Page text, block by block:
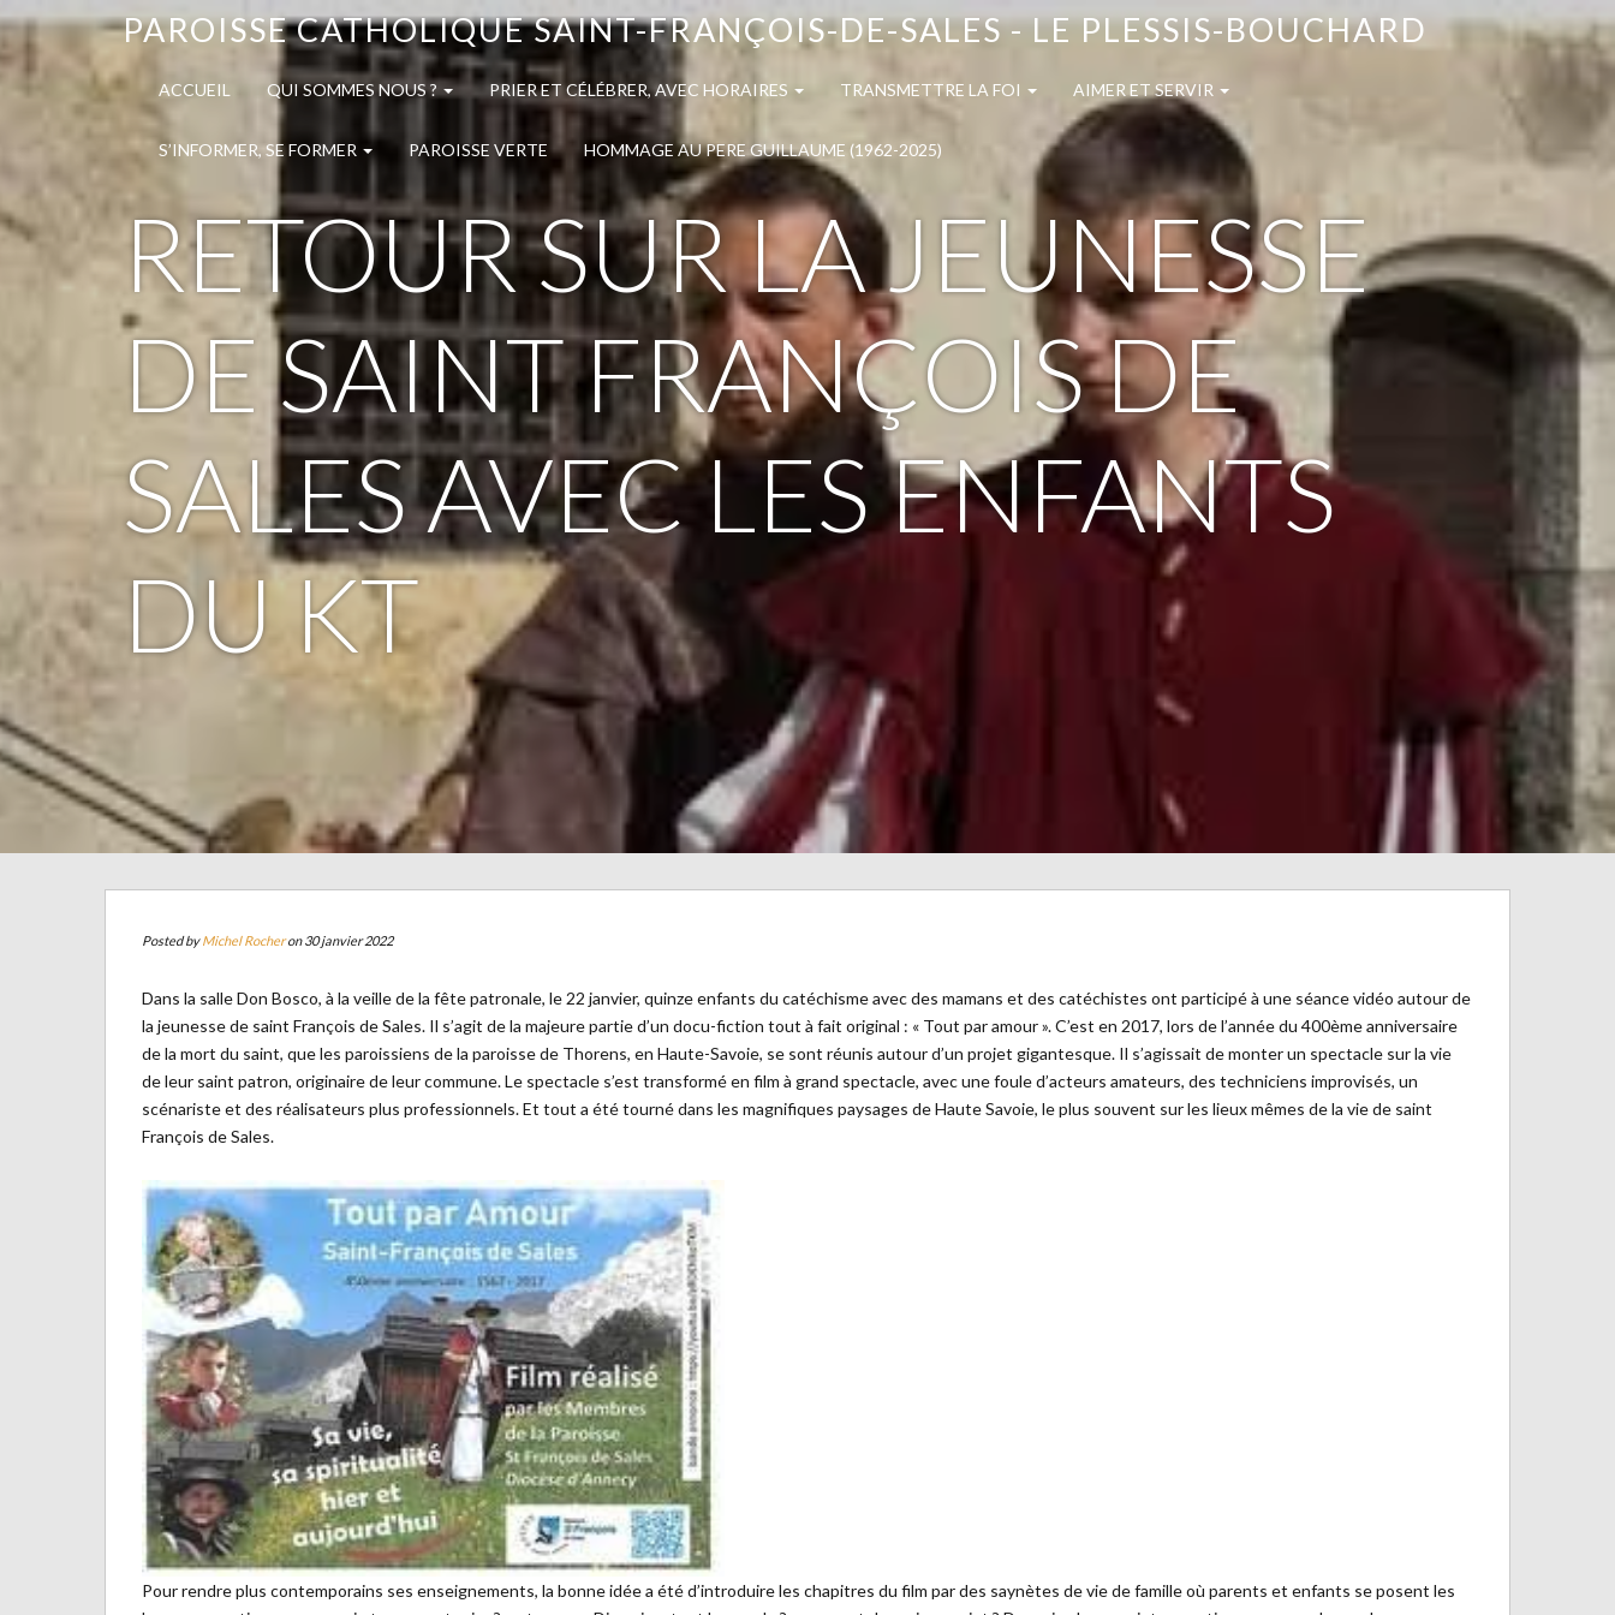
PAROISSE CATHOLIQUE SAINT-FRANÇOIS-DE-SALES - LE PLESSIS-BOUCHARD
ACCUEIL QUI SOMMES NOUS ? PRIER ET CÉLÉBRER, AVEC HORAIRES TRANSMETTRE LA FOI AIMER ET SERVIR
S’INFORMER, SE FORMER PAROISSE VERTE HOMMAGE AU PERE GUILLAUME (1962-2025)
RETOUR SUR LA JEUNESSE
DE SAINT FRANÇOIS DE
SALES AVEC LES ENFANTS
DU KT
Posted byMichel Rocheron 30 janvier 2022
Dans la salle Don Bosco, à la veille de la fête patronale, le 22 janvier, quinze enfants du catéchisme avec des mamans et des catéchistes ont participé à une séance vidéo autour de
la jeunesse de saint François de Sales. Il s’agit de la majeure partie d’un docu-fiction tout à fait original : « Tout par amour ». C’est en 2017, lors de l’année du 400ème anniversaire
de la mort du saint, que les paroissiens de la paroisse de Thorens, en Haute-Savoie, se sont réunis autour d’un projet gigantesque. Il s’agissait de monter un spectacle sur la vie
de leur saint patron, originaire de leur commune. Le spectacle s’est transformé en film à grand spectacle, avec une foule d’acteurs amateurs, des techniciens improvisés, un
scénariste et des réalisateurs plus professionnels. Et tout a été tourné dans les magnifiques paysages de Haute Savoie, le plus souvent sur les lieux mêmes de la vie de saint
François de Sales.
Pour rendre plus contemporains ses enseignements, la bonne idée a été d’introduire les chapitres du film par des saynètes de vie de famille où parents et enfants se posent les